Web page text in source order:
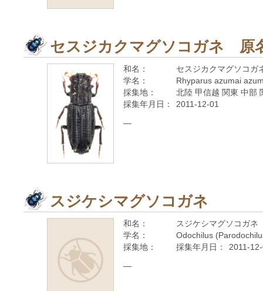
セスジカクマグソコガネ 原
和名：
セスジカクマグソコ
学名：
Rhyparus azumai
採集地：
北陸 甲信越 関東 中部
採集年月日：
2011-12-01
—
スジケシマグソコガネ
和名：
スジケシマグソコガネ
学名：
Odochilus
採集地：
採集年月日： 2011-
—